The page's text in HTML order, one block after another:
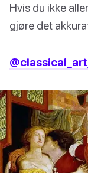
Hvis du ikke
gjøre det